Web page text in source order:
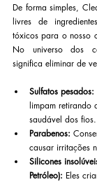
De forma simples,
livres de
tóxicos para o nosso
No universo dos
significa eliminar de
Sulfatos pesados:
limpam retirando
saudável dos fios.
Parabenos:
causar irritações
Silicones
Petróleo): Eles